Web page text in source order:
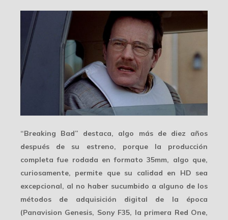
“Breaking Bad” destaca, algo más de diez años
después de su estreno, porque la producción
completa fue rodada en formato35mm, algo que,
curiosamente, permite que su calidad en HD sea
excepcional, al no haber sucumbido a alguno de los
métodos de adquisición digital de la época
(Panavision Genesis, Sony F35, la primera Red One,